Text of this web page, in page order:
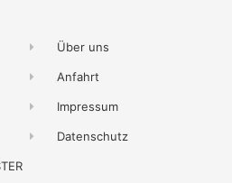
Über uns
Anfahrt
Impressum
Datenschutz